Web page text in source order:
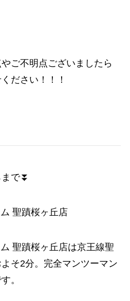
ご不明点ございましたら
ださい！！！
で⏬
聖蹟桜ヶ丘店
聖蹟桜ヶ丘店は京王線聖
そ2分。完全マンツーマン
。